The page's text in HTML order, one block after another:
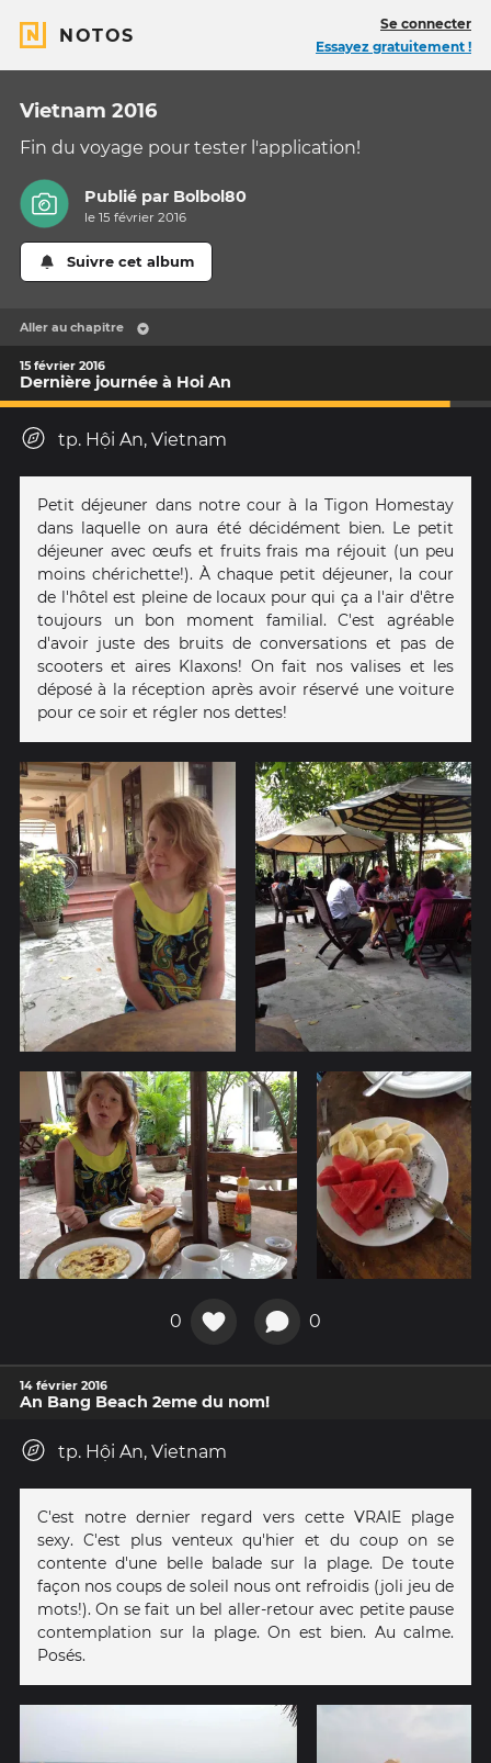
NOTOS
Se connecter
Essayez gratuitement !
Vietnam 2016
Fin du voyage pour tester l'application!
Publié par Bolbol80
le 15 février 2016
Suivre cet album
Aller au chapitre
15 février 2016
Dernière journée à Hoi An
tp. Hội An, Vietnam
Petit déjeuner dans notre cour à la Tigon Homestay
dans laquelle on aura été décidément bien. Le petit
déjeuner avec œufs et fruits frais ma réjouit (un peu
moins chérichette!). À chaque petit déjeuner, la cour
de l'hôtel est pleine de locaux pour qui ça a l'air d'être
toujours un bon moment familial. C'est agréable
d'avoir juste des bruits de conversations et pas de
scooters et aires Klaxons! On fait nos valises et les
déposé à la réception après avoir réservé une voiture
pour ce soir et régler nos dettes!
0 0
14 février 2016
An Bang Beach 2eme du nom!
tp. Hội An, Vietnam
C'est notre dernier regard vers cette VRAIE plage
sexy. C'est plus venteux qu'hier et du coup on se
contente d'une belle balade sur la plage. De toute
façon nos coups de soleil nous ont refroidis (joli jeu de
mots!). On se fait un bel aller-retour avec petite pause
contemplation sur la plage. On est bien. Au calme.
Posés.